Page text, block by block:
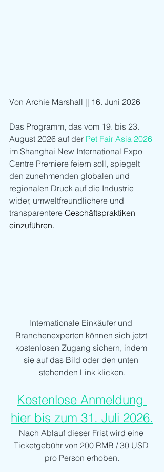
Von Archie Marshall || 16. Juni 2026
Das Programm, das vom 19. bis 23.
August 2026 auf der Pet Fair Asia 2026
im Shanghai New International Expo
Centre Premiere feiern soll, spiegelt
den zunehmenden globalen und
regionalen Druck auf die Industrie
wider, umweltfreundlichere und
transparentere Geschäftspraktiken
einzuführen.
Internationale Einkäufer und
Branchenexperten können sich jetzt
kostenlosen Zugang sichern, indem
sie auf das Bild oder den unten
stehenden Link klicken.
Kostenlose Anmeldung
hier bis zum 31. Juli 2026.
Nach Ablauf dieser Frist wird eine
Ticketgebühr von 200 RMB / 30 USD
pro Person erhoben.